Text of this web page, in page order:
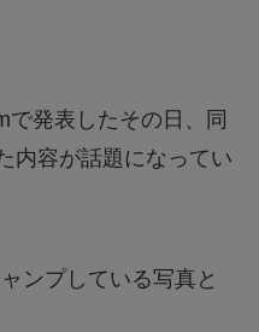
発表したその日、同
内容が話題になってい
ンプしている写真と